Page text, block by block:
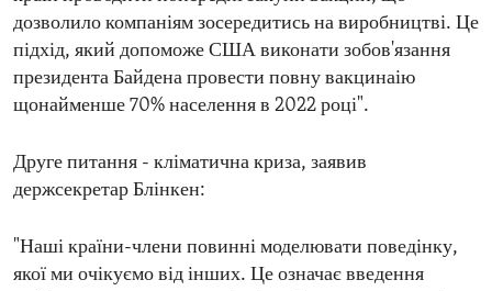
дозволило компаніям зосередитись на виробництві. Це
підхід, який допоможе США виконати зобов'язання
президента Байдена провести повну вакцинаію
щонайменше 70% населення в 2022 році".
Друге питання - кліматична криза, заявив
держсекретар Блінкен:
"Наші країни-члени повинні моделювати поведінку,
якої ми очікуємо від інших. Це означає введення